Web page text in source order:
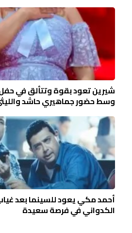
شيرين تعود بقوة وتتألق في
وسط حضور جماهيري حاشد
أحمد مكي يعود للسينما بعد
الكدواني في فرصة سعيدة